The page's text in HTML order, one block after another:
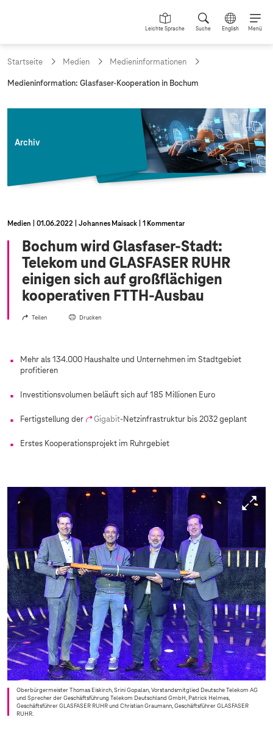
Leichte Sprache Suche English Menü
Startseite Medien Medieninformationen
a
:
Medieninformation: Glasfaser-Kooperation in Bochum
Archiv
Medien 01.06.2022 Johannes Maisack 1 Kommentar
Bochum wird Glasfaser-Stadt:
Telekom und GLASFASER RUHR
einigen sich auf großflächigen
kooperativen FTTH-Ausbau
Teilen Drucken
Mehr als 134.000 Haushalte und Unternehmen im Stadtgebiet
profitieren
Investitionsvolumen beläuft sich auf 185 Millionen Euro
Fertigstellung der Gigabit-Netzinfrastruktur bis 2032 geplant
Erstes Kooperationsprojekt im Ruhrgebiet
Oberbürgermeister Thomas Eiskirch, Srini Gopalan, Vorstandsmitglied Deutsche Telekom AG
und Sprecher der Geschäftsführung Telekom Deutschland GmbH, Patrick Helmes,
Geschäftsführer GLASFASER RUHR und Christian Graumann, Geschäftsführer GLASFASER
RUHR.